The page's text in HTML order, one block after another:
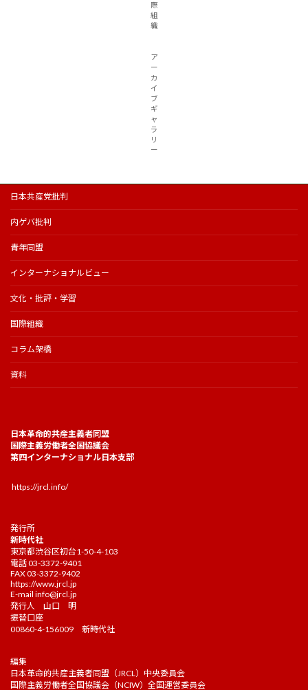
際
組
織
ア
ー
カ
イ
ブ
ギ
ャ
ラ
リ
ー
日本共産党批判
内ゲバ批判
青年同盟
インターナショナルビュー
文化・批評・学習
国際組織
コラム架橋
資料
日本革命的共産主義者同盟
国際主義労働者全国協議会
第四インターナショナル日本支部
https://jrcl.info/
発行所
新時代社
東京都渋谷区初台1-50-4-103
電話 03-3372-9401
FAX 03-3372-9402
https://www.jrcl.jp
E-mail info@jrcl.jp
発行人 山口 明
振替口座
00860-4-156009 新時代社
編集
日本革命的共産主義者同盟（JRCL）中央委員会
国際主義労働者全国協議会（NCIW）全国運営委員会